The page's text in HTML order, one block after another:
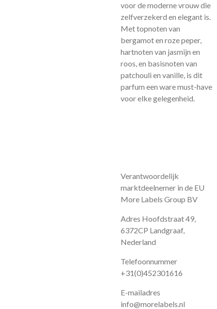
voor de moderne vrouw die
zelfverzekerd en elegant is.
Met topnoten van
bergamot en roze peper,
hartnoten van jasmijn en
roos, en basisnoten van
patchouli en vanille, is dit
parfum een ware must-have
voor elke gelegenheid.
Verantwoordelijk
marktdeelnemer in de EU
More Labels Group BV
Adres Hoofdstraat 49,
6372CP Landgraaf,
Nederland
Telefoonnummer
+31(0)452301616
E-mailadres
info@morelabels.nl